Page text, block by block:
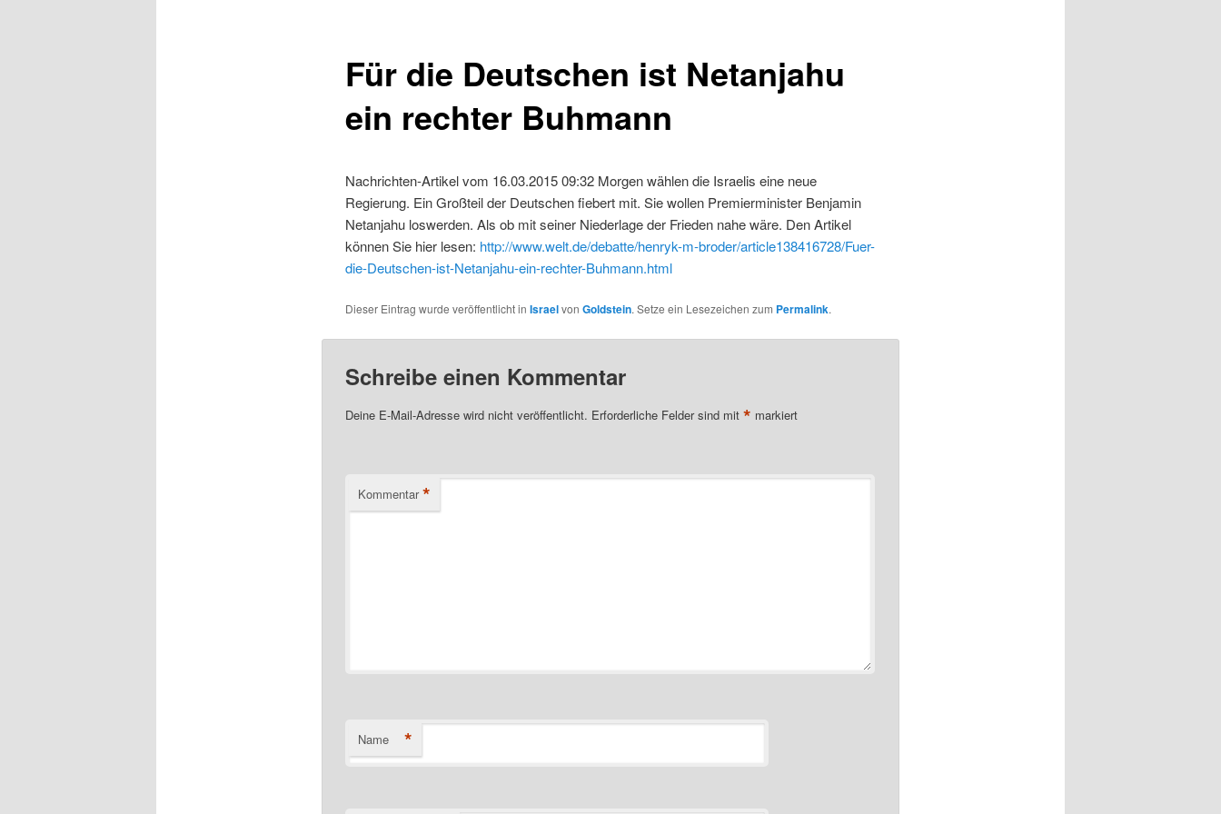
Für die Deutschen ist Netanjahu
ein rechter Buhmann
Nachrichten-Artikel vom 16.03.2015 09:32 Morgen wählen die Israelis eine neue
Regierung. Ein Großteil der Deutschen fiebert mit. Sie wollen Premierminister Benjamin
Netanjahu loswerden. Als ob mit seiner Niederlage der Frieden nahe wäre. Den Artikel
können Sie hier lesen: http://www.welt.de/debatte/henryk-m-broder/article138416728/Fuer-
die-Deutschen-ist-Netanjahu-ein-rechter-Buhmann.html
Dieser Eintrag wurde veröffentlicht in Israelvon Goldstein. Setze ein Lesezeichen zum Permalink.
Schreibe einen Kommentar
Deine E-Mail-Adresse wird nicht veröffentlicht. Erforderliche Felder sind mit * markiert
Kommentar *
Name *